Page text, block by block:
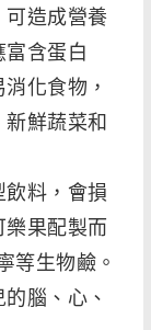
造成營養
含蛋白
化食物，
鮮蔬菜和
料，會損
果配製而
等生物鹼。
腦、心、